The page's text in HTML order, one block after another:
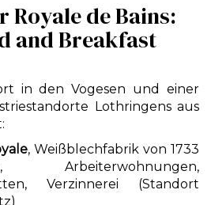
Royale de Bains:
and Breakfast
in den Vogesen und einer
Lothringens aus
, Weißblechfabrik von 1733
Verzinnerei (Standort